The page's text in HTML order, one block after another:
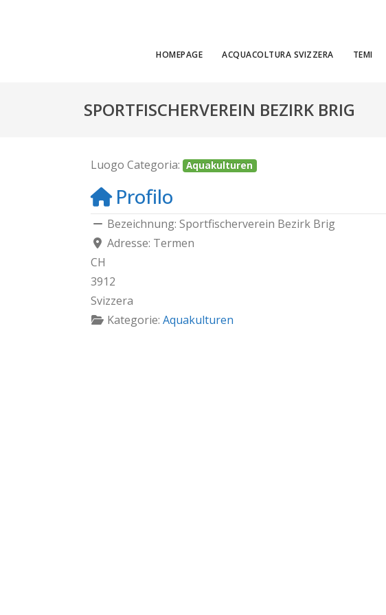
HOMEPAGE ACQUACOLTURA SVIZZERA TEMI
SPORTFISCHERVEREIN BEZIRK BRIG
Luogo Categoria: Aquakulturen
Profilo
Bezeichnung: Sportfischerverein Bezirk Brig
Adresse: Termen
CH
3912
Svizzera
Kategorie: Aquakulturen